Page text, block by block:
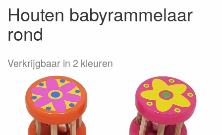
Houten babyrammelaar
rond
Verkrijgbaar in 2 kleuren